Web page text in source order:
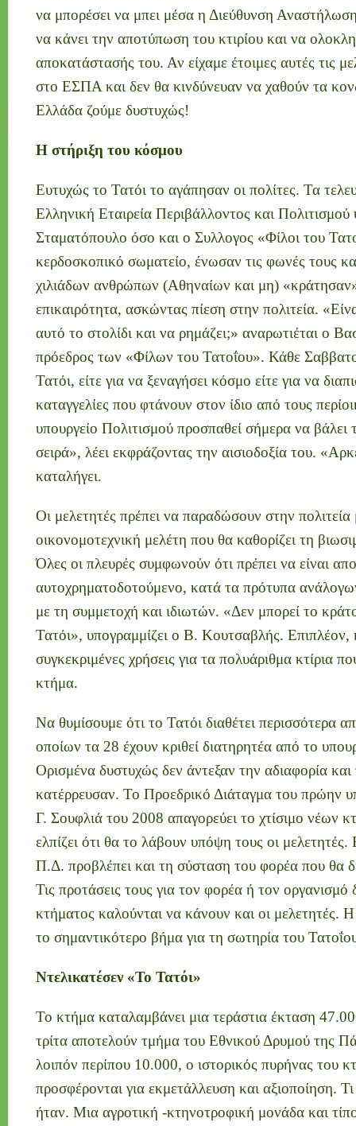
να μπορέσει να μπει μέσα η Διεύθυνση
να κάνει την αποτύπωση του κτιρίου και να
αποκατάστασής του. Αν είχαμε έτοιμες αυτές τις
στο ΕΣΠΑ και δεν θα κινδύνευαν να χαθούν τα
Ελλάδα ζούμε δυστυχώς!
Η στήριξη του κόσμου
Ευτυχώς το Τατόι το αγάπησαν οι πολίτες. Τα
Ελληνική Εταιρεία Περιβάλλοντος και
Σταματόπουλο όσο και ο Συλλογος «Φίλοι του
κερδοσκοπικό σωματείο, ένωσαν τις φωνές τους
χιλιάδων ανθρώπων (Αθηναίων και μη)
επικαιρότητα, ασκώντας πίεση στην πολιτεία.
αυτό το στολίδι και να ρημάζει;» αναρωτιέται ο
πρόεδρος των «Φίλων του Τατοΐου». Κάθε
Τατόι, είτε για να ξεναγήσει κόσμο είτε για να
καταγγελίες που φτάνουν στον ίδιο από τους
υπουργείο Πολιτισμού προσπαθεί σήμερα να βάλει
σειρά», λέει εκφράζοντας την αισιοδοξία του.
καταλήγει.
Οι μελετητές πρέπει να παραδώσουν στην
οικονομοτεχνική μελέτη που θα καθορίζει τη
Όλες οι πλευρές συμφωνούν ότι πρέπει να είναι
αυτοχρηματοδοτούμενο, κατά τα πρότυπα
με τη συμμετοχή και ιδιωτών. «Δεν μπορεί το
Τατόι», υπογραμμίζει ο Β. Κουτσαβλής. Επιπλέον,
συγκεκριμένες χρήσεις για τα πολυάριθμα κτίρια
κτήμα.
Να θυμίσουμε ότι το Τατόι διαθέτει περισσότερα
οποίων τα 28 έχουν κριθεί διατηρητέα από το
Ορισμένα δυστυχώς δεν άντεξαν την αδιαφορία
κατέρρευσαν. Το Προεδρικό Διάταγμα του πρώην
Γ. Σουφλιά του 2008 απαγορεύει το χτίσιμο νέων
ελπίζει ότι θα το λάβουν υπόψη τους οι
Π.Δ. προβλέπει και τη σύσταση του φορέα που θα
Τις προτάσεις τους για τον φορέα ή τον οργανισμό
κτήματος καλούνται να κάνουν και οι μελετητές.
το σημαντικότερο βήμα για τη σωτηρία του
Ντελικατέσεν «Το Τατόι»
Το κτήμα καταλαμβάνει μια τεράστια έκταση
τρίτα αποτελούν τμήμα του Εθνικού Δρυμού της
λοιπόν περίπου 10.000, ο ιστορικός πυρήνας του
προσφέρονται για εκμετάλλευση και αξιοποίηση. Τι
ήταν. Μια αγροτική -κτηνοτροφική μονάδα και